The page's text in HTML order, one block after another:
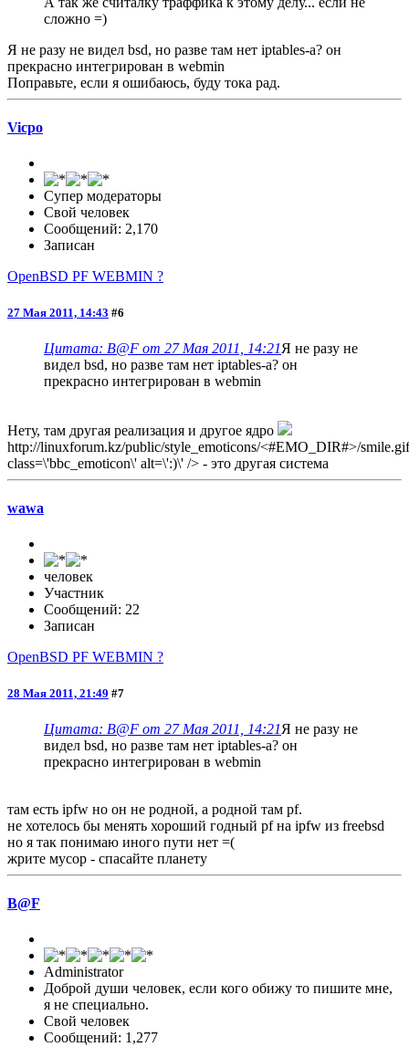
сложно =)
Я не разу не видел bsd, но разве там нет iptables-а? он
прекрасно интегрирован в webmin
Поправьте, если я ошибаюсь, буду тока рад.
Vicpo
Супер модераторы
Свой человек
Сообщений: 2,170
Записан
OpenBSD PF WEBMIN ?
27 Мая 2011, 14:43 #6
Цитата: B@F от 27 Мая 2011, 14:21Я не разу не
видел bsd, но разве там нет iptables-а? он
прекрасно интегрирован в webmin
Нету, там другая реализация и другое ядро
http://linuxforum.kz/public/style_emoticons/<#EMO_DIR#>/
class=\'bbc_emoticon\' alt=\':)\' /> - это другая система
wawa
человек
Участник
Сообщений: 22
Записан
OpenBSD PF WEBMIN ?
28 Мая 2011, 21:49 #7
Цитата: B@F от 27 Мая 2011, 14:21Я не разу не
видел bsd, но разве там нет iptables-а? он
прекрасно интегрирован в webmin
там есть ipfw но он не родной, а родной там pf.
не хотелось бы менять хороший годный pf на ipfw из freebsd
но я так понимаю иного пути нет =(
жрите мусор - спасайте планету
B@F
Administrator
Доброй души человек, если кого обижу то пишите мне,
я не специально.
Свой человек
Сообщений: 1,277